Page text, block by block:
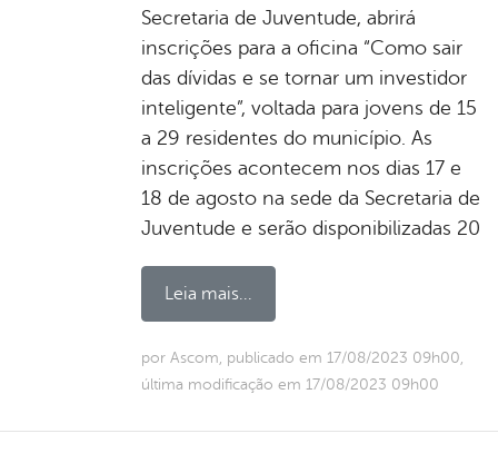
Secretaria de Juventude, abrirá
inscrições para a oficina “Como sair
das dívidas e se tornar um investidor
inteligente”, voltada para jovens de 15
a 29 residentes do município. As
inscrições acontecem nos dias 17 e
18 de agosto na sede da Secretaria de
Juventude e serão disponibilizadas 20
Leia mais...
por Ascom, publicado em 17/08/2023 09h00,
última modificação em 17/08/2023 09h00